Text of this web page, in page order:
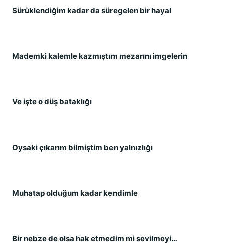
Sürüklendiğim kadar da süregelen bir hayal
Mademki kalemle kazmıştım mezarını imgelerin
Ve işte o düş bataklığı
Oysaki çıkarım bilmiştim ben yalnızlığı
Muhatap olduğum kadar kendimle
Bir nebze de olsa hak etmedim mi sevilmeyi…